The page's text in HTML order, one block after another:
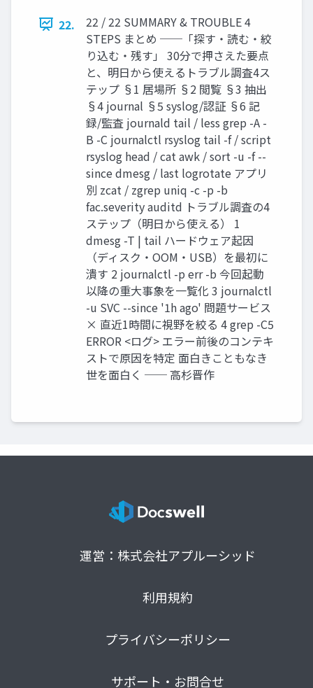
22.
22 / 22 SUMMARY & TROUBLE 4
STEPS まとめ ──「探す・読む・絞
り込む・残す」 30分で押さえた要点
と、明日から使えるトラブル調査4ス
テップ §1 居場所 §2 閲覧 §3 抽出
§4 journal §5 syslog/認証 §6 記
録/監査 journald tail / less grep -A -
B -C journalctl rsyslog tail -f / script
rsyslog head / cat awk / sort -u -f --
since dmesg / last logrotate アプリ
別 zcat / zgrep uniq -c -p -b
fac.severity auditd トラブル調査の4
ステップ（明日から使える） 1
dmesg -T | tail ハードウェア起因
（ディスク・OOM・USB）を最初に
潰す 2 journalctl -p err -b 今回起動
以降の重大事象を一覧化 3 journalctl
-u SVC --since '1h ago' 問題サービス
× 直近1時間に視野を絞る 4 grep -C5
ERROR <ログ> エラー前後のコンテキ
ストで原因を特定 面白きこともなき
世を面白く ── 高杉晋作
運営：株式会社アプルーシッド
利用規約
プライバシーポリシー
サポート・お問合せ